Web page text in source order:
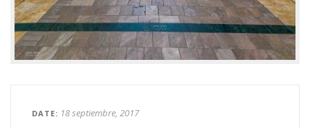
DATE 18 septiembre, 2017